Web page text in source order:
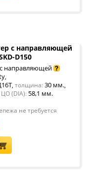
с направляющей
D150
направляющей
,
, толщина: 30 мм.,
(DIA): 58,1 мм.
не требуется